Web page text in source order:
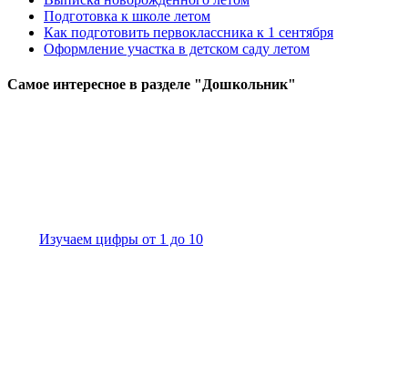
Подготовка к школе летом
Как подготовить первоклассника к 1 сентября
Оформление участка в детском саду летом
Самое интересное в разделе "Дошкольник"
Изучаем цифры от 1 до 10